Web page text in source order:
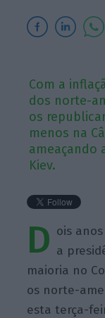
Com a
dos norte-
os
menos na
ameaçando
Kiev.
D ois
a
maioria no
os norte-
esta terça-